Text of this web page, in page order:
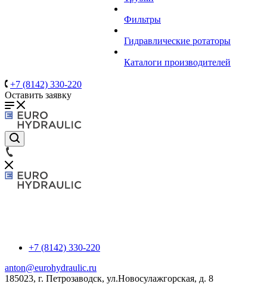
Фильтры
Гидравлические ротаторы
Каталоги производителей
+7 (8142) 330-220
Оставить заявку
+7 (8142) 330-220
anton@eurohydraulic.ru
185023, г. Петрозаводск, ул.Новосулажгорская, д. 8